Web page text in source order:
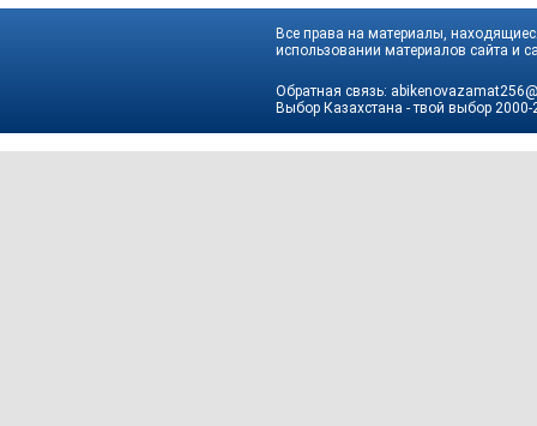
Все права на материалы,
использовании материалов сайта и
Обратная связь:
Выбор Казахстана - твой выбор 2000-